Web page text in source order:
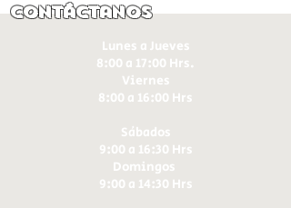
Contáctanos
Lunes a Jueves
8:00 a 17:00 Hrs.
Viernes
8:00 a 16:00 Hrs​
Sábados
9:00 a 16:30 Hrs
Domingos
9:00 a 14:30 Hrs